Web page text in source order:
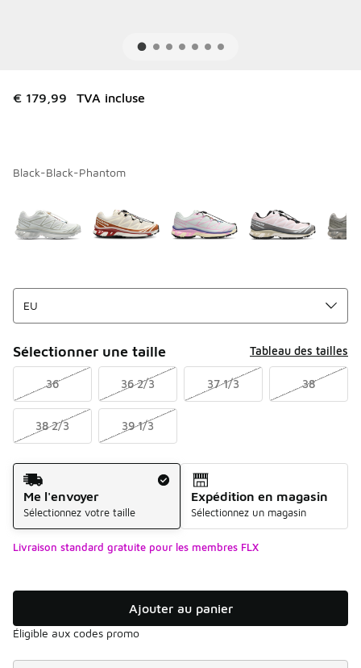
€ 179,99 TVA incluse
Black-Black-Phantom
Sélectionner une taille Tableau des tailles
36 36 2/3 37 1/3 38
38 2/3 39 1/3
Mode d'expédition
Me l'envoyer
Sélectionnez votre taille
Expédition en magasin
Sélectionnez un magasin
Livraison standard gratuite pour les membres FLX
Ajouter au panier
Éligible aux codes promo